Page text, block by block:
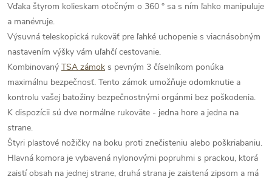
Vďaka štyrom kolieskam otočným o 360 ° sa s ním ľahko manipuluje
a manévruje.
Výsuvná teleskopická rukoväť pre ľahké uchopenie s viacnásobným
nastavením výšky vám uľahčí cestovanie.
Kombinovaný TSA zámok s pevným 3 číselníkom ponúka
maximálnu bezpečnosť. Tento zámok umožňuje odomknutie a
kontrolu vašej batožiny bezpečnostnými orgánmi bez poškodenia.
K dispozícii sú dve normálne rukoväte - jedna hore a jedna na
strane.
Štyri plastové nožičky na boku proti znečisteniu alebo poškriabaniu.
Hlavná komora je vybavená nylonovými popruhmi s prackou, ktorá
zaistí obsah na jednej strane, druhá strana je zaistená zipsom a má